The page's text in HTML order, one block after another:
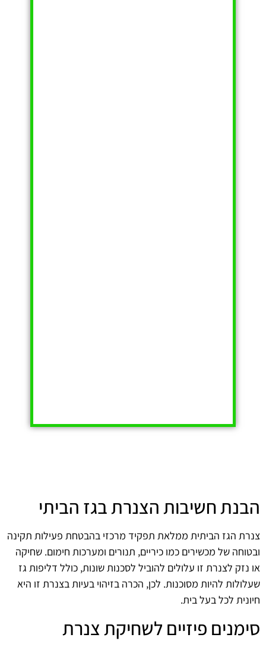
הבנת חשיבות הצנרת בגז הביתי
צנרת הגז הביתית ממלאת תפקיד מרכזי בהבטחת פעילות תקינה
ובטוחה של מכשירים כמו כיריים, תנורים ומערכות חימום. שחיקה
או נזק לצנרת זו עלולים להוביל לסכנות שונות, כולל דליפות גז
שעלולות להיות מסוכנות. לכן, הכרה בזיהוי בעיות בצנרת זו היא
חיונית לכל בעל בית.
סימנים פיזיים לשחיקת צנרת